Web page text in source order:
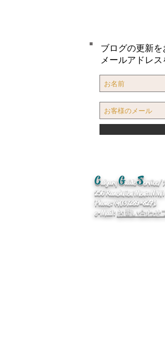
ブログの更新を
メールアドレス
CalgaryGuideS
256 Ranchview Mews.
Phone: (403)289-8271
e-Mail:お問い合わせ